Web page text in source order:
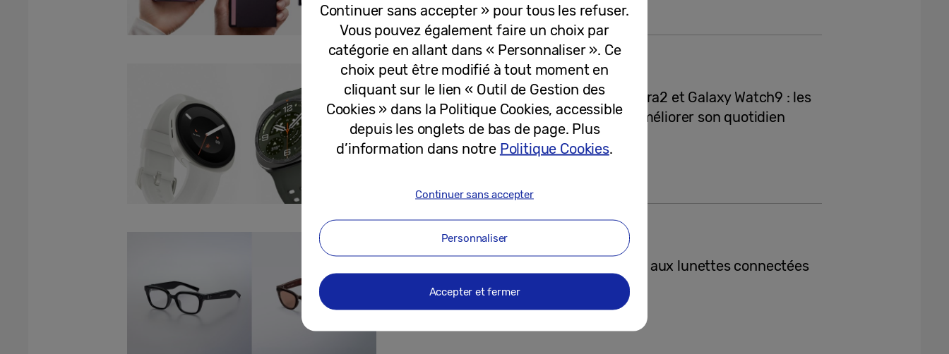
22-07-2026
Communiqués
Samsung présente les Galaxy Watch Ultra2 et Galaxy Watch9 : les
nouveaux partenaires bien-être pour améliorer son quotidien
22-07-2026
Communiqués
Samsung étend son écosystème Galaxy aux lunettes connectées
Continuer sans accepter » pour tous les refuser.
Vous pouvez également faire un choix par
catégorie en allant dans « Personnaliser ». Ce
choix peut être modifié à tout moment en
cliquant sur le lien « Outil de Gestion des
Cookies » dans la Politique Cookies, accessible
depuis les onglets de bas de page. Plus
d’information dans notre Politique Cookies.
Continuer sans accepter
Personnaliser
Accepter et fermer